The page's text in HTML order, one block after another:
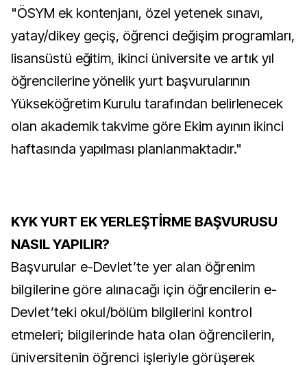
"ÖSYM ek kontenjanı, özel yetenek sınavı,
yatay/dikey geçiş, öğrenci değişim programları,
lisansüstü eğitim, ikinci üniversite ve artık yıl
öğrencilerine yönelik yurt başvurularının
Yükseköğretim Kurulu tarafından belirlenecek
olan akademik takvime göre Ekim ayının ikinci
haftasında yapılması planlanmaktadır."
KYK YURT EK YERLEŞTİRME BAŞVURUSU
NASIL YAPILIR?
Başvurular e-Devlet’te yer alan öğrenim
bilgilerine göre alınacağı için öğrencilerin e-
Devlet’teki okul/bölüm bilgilerini kontrol
etmeleri; bilgilerinde hata olan öğrencilerin,
üniversitenin öğrenci işleriyle görüşerek